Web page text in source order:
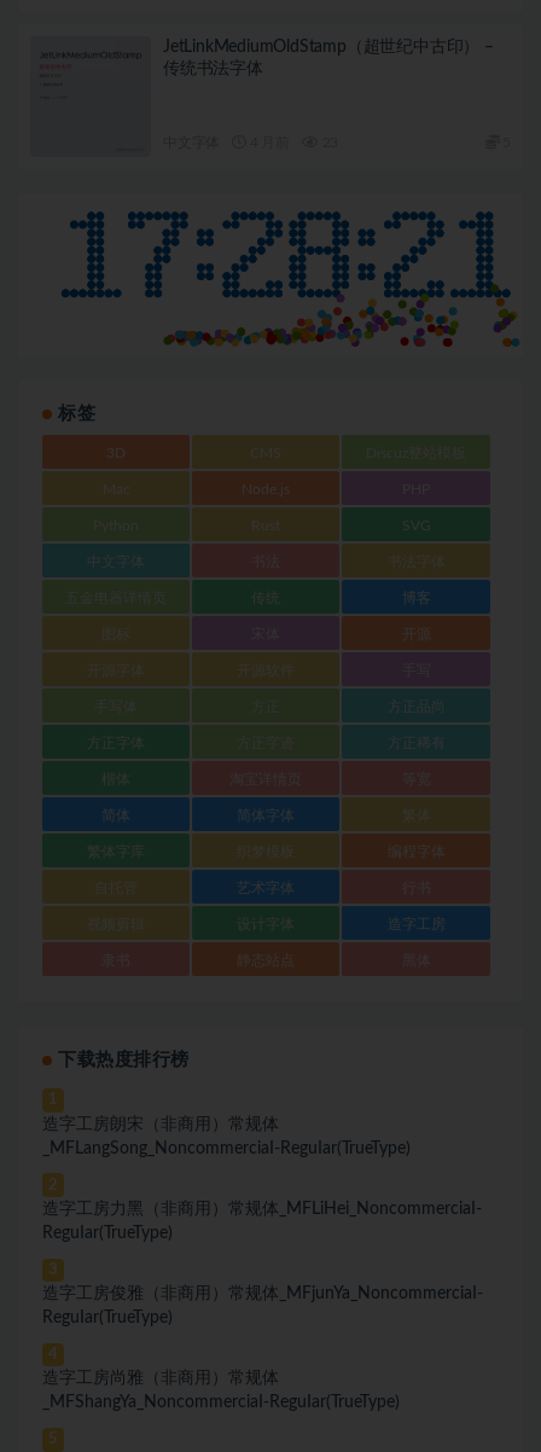
JetLinkMediumOldStamp（超世纪中古印） –
传统书法字体
标签
3D CMS
Mac Node.js
Rust SVG
中文字体 书法字体
传统 博客
图标 开源
开源字体 开源软件
方正品尚
方正字体 方正稀有
楷体
简体 简体字体 繁体
繁体字库 织梦模板 编程字体
自托管 艺术字体
视频剪辑 设计字体 造字工房
静态站点
下载热度排行榜
1
造字工房朗宋（非商用）常规体
_MFLangSong_NoncommerciaI-ReguIar(TrueType)
2
造字工房力黑（非商用）常规体_MFLiHei_NoncommerciaI-
ReguIar(TrueType)
3
造字工房俊雅（非商用）常规体_MFjunYa_NoncommerciaI-
ReguIar(TrueType)
4
造字工房尚雅（非商用）常规体
_MFShangYa_NoncommerciaI-ReguIar(TrueType)
5